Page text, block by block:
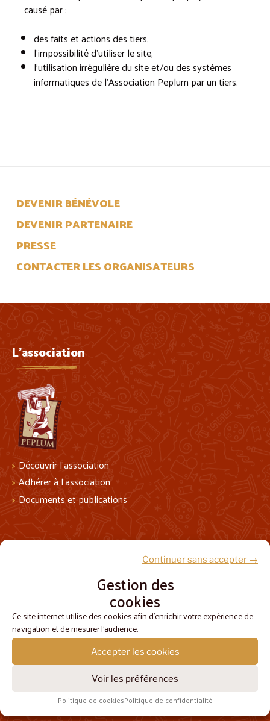
Gestion des
cookies
Ce site internet utilise des cookies afin d'enrichir votre expérience de
navigation et de mesurer l'audience.
Accepter les cookies
Continuer sans accepter →
Voir les préférences
Politique de cookiesPolitique de confidentialité
causé par :
des faits et actions des tiers,
l’impossibilité d’utiliser le site,
l’utilisation irrégulière du site et/ou des systèmes
informatiques de l’Association Peplum par un tiers.
DEVENIR BÉNÉVOLE
DEVENIR PARTENAIRE
PRESSE
CONTACTER LES ORGANISATEURS
L'association
Découvrir l’association
Adhérer à l’association
Documents et publications
Contact Mentions légales Politique de confidentialité © Peplum